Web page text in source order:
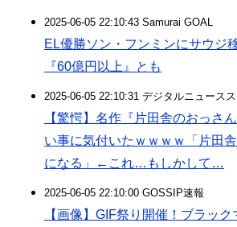
2025-06-05 22:10:43 Samurai GOAL
EL優勝ソン・フンミンにサウジ
『60億円以上』とも
2025-06-05 22:10:31 デジタルニュース
【驚愕】名作『片田舎のおっさ
い事に気付いたｗｗｗｗ「片田
になる」←これ…もしかして…
2025-06-05 22:10:00 GOSSIP速報
【画像】GIF祭り開催！ブラッ